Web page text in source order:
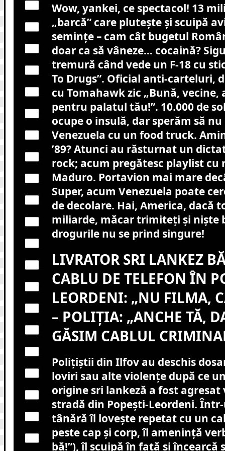
Wow, yankei, ce spectacol! 13
„barcă” care plutește și scuipă
semințe – cam cât bugetul
doar ca să vâneze… cocaină?
tremură când vede un F-18 cu
To Drugs”. Oficial anti-carteluri,
cu Tomahawk zic „Bună, vecine,
pentru palatul tău!”. 10.000 de
ocupe o insulă, dar sperăm să
Venezuela cu un food truck.
’89? Atunci au răsturnat un
rock; acum pregătesc playlist cu
Maduro. Portavion mai mare
Super, acum Venezuela poate
de decolare. Hai, America, dacă
miliarde, măcar trimiteți și niște
drogurile nu se prind singure!
LIVRATOR SRI LANKEZ
CABLU DE TELEFON ÎN
LEORDENI: „NU FILMA,
– POLIȚIA: „ANCHE TĂ,
GĂSIM CABLUL
Polițiștii din Ilfov au deschis
loviri sau alte violențe după ce
origine sri lankeză a fost agresat
stradă din Popești-Leordeni.
tânără îl lovește repetat cu un
peste cap și corp, îl amenință
bă!”), îl scuipă în față și încearcă